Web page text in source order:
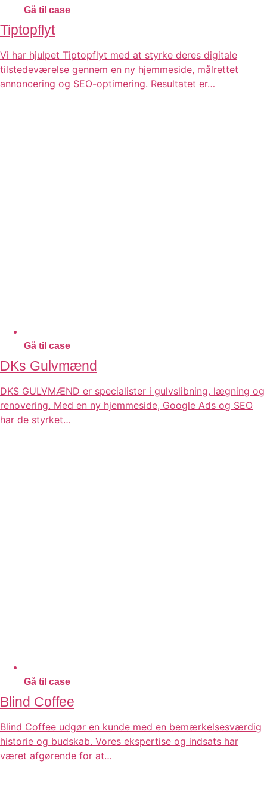
Gå til case
Tiptopflyt
Vi har hjulpet Tiptopflyt med at styrke deres digitale
tilstedeværelse gennem en ny hjemmeside, målrettet
annoncering og SEO-optimering. Resultatet er…
Gå til case
DKs Gulvmænd
DKS GULVMÆND er specialister i gulvslibning, lægning og
renovering. Med en ny hjemmeside, Google Ads og SEO
har de styrket…
Gå til case
Blind Coffee
Blind Coffee udgør en kunde med en bemærkelsesværdig
historie og budskab. Vores ekspertise og indsats har
været afgørende for at…